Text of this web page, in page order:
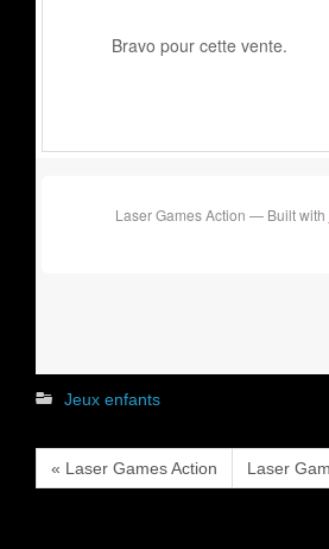
Bravo pour cette vente.
Laser Games Action — Built with
Jeux enfants
« Laser Games Action Laser